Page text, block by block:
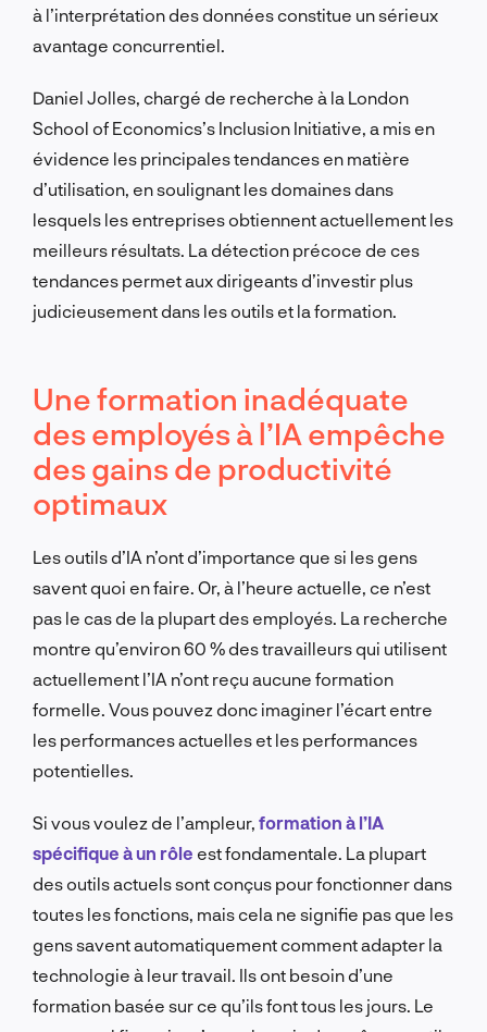
à l’interprétation des données constitue un sérieux
avantage concurrentiel.
Daniel Jolles, chargé de recherche à la London
School of Economics’s Inclusion Initiative, a mis en
évidence les principales tendances en matière
d’utilisation, en soulignant les domaines dans
lesquels les entreprises obtiennent actuellement les
meilleurs résultats. La détection précoce de ces
tendances permet aux dirigeants d’investir plus
judicieusement dans les outils et la formation.
Une formation inadéquate
des employés à l’IA empêche
des gains de productivité
optimaux
Les outils d’IA n’ont d’importance que si les gens
savent quoi en faire. Or, à l’heure actuelle, ce n’est
pas le cas de la plupart des employés. La recherche
montre qu’environ 60 % des travailleurs qui utilisent
actuellement l’IA n’ont reçu aucune formation
formelle. Vous pouvez donc imaginer l’écart entre
les performances actuelles et les performances
potentielles.
Si vous voulez de l’ampleur, formation à l’IA
spécifique à un rôle est fondamentale. La plupart
des outils actuels sont conçus pour fonctionner dans
toutes les fonctions, mais cela ne signifie pas que les
gens savent automatiquement comment adapter la
technologie à leur travail. Ils ont besoin d’une
formation basée sur ce qu’ils font tous les jours. Le